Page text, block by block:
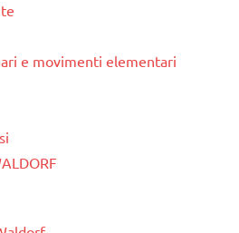
e movimenti elementari